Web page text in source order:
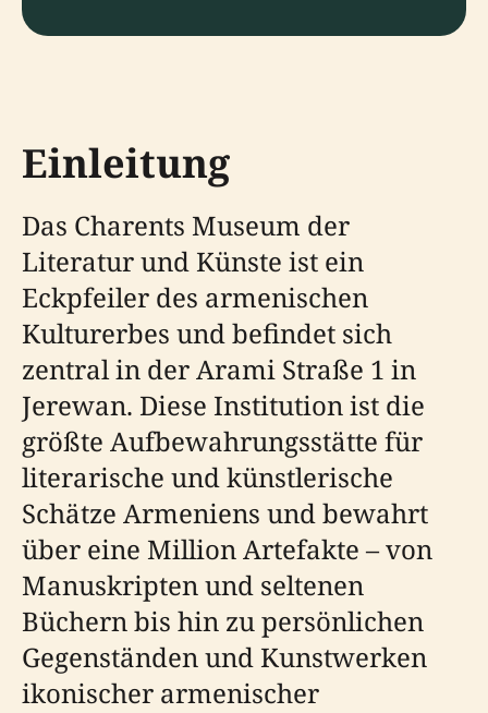
Einleitung
Das Charents Museum der
Literatur und Künste ist ein
Eckpfeiler des armenischen
Kulturerbes und befindet sich
zentral in der Arami Straße 1 in
Jerewan. Diese Institution ist die
größte Aufbewahrungsstätte für
literarische und künstlerische
Schätze Armeniens und bewahrt
über eine Million Artefakte – von
Manuskripten und seltenen
Büchern bis hin zu persönlichen
Gegenständen und Kunstwerken
ikonischer armenischer